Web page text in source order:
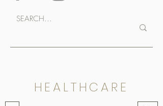
HEALTHCARE